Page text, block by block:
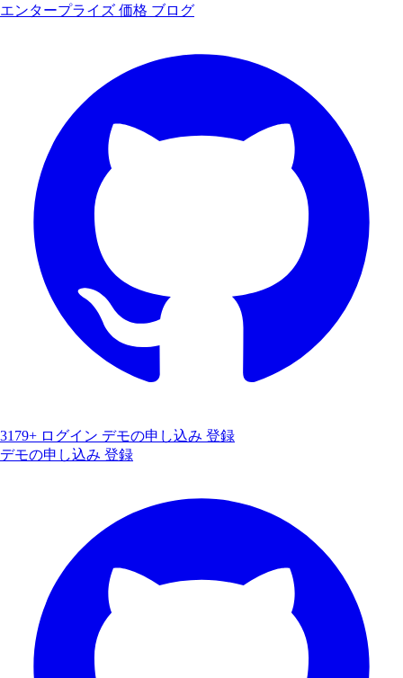
エンタープライズ 価格 ブログ
3179+ ログイン デモの申し込み 登録
デモの申し込み 登録